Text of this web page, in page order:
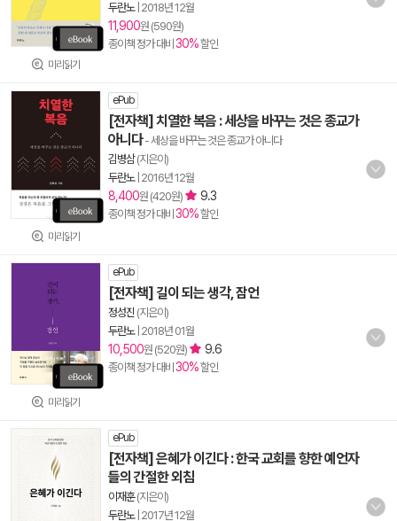
미리읽기
두란노| 2018년 12월
11,900원 (590원)
종이책 정가 대비 30%할인
미리읽기
ePub
[전자책] 치열한 복음 : 세상을 바꾸는 것은 종교가
아니다- 세상을 바꾸는 것은 종교가 아니다
김병삼(지은이)
두란노| 2016년 12월
8,400원 (420원) 9.3
종이책 정가 대비 30%할인
미리읽기
ePub
[전자책] 길이 되는 생각, 잠언
정성진 (지은이)
두란노| 2018년 01월
10,500원 (520원) 9.6
종이책 정가 대비 30%할인
ePub
[전자책] 은혜가 이긴다 : 한국 교회를 향한 예언자
들의 간절한 외침
이재훈(지은이)
두란노| 2017년 12월